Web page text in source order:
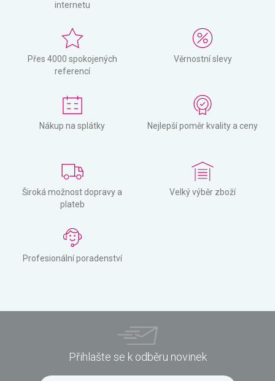
internetu
Přes 4000 spokojených
referencí
Věrnostní slevy
Nákup na splátky Nejlepší poměr kvality a ceny
Široká možnost dopravy a
plateb
Velký výběr zboží
Profesionální poradenství
Přihlašte se k odběru novinek